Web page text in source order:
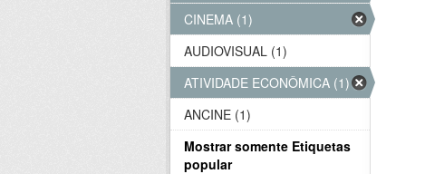
CINEMA (1)
AUDIOVISUAL (1)
ATIVIDADE ECONÔMICA (1)
ANCINE (1)
Mostrar somente Etiquetas
popular